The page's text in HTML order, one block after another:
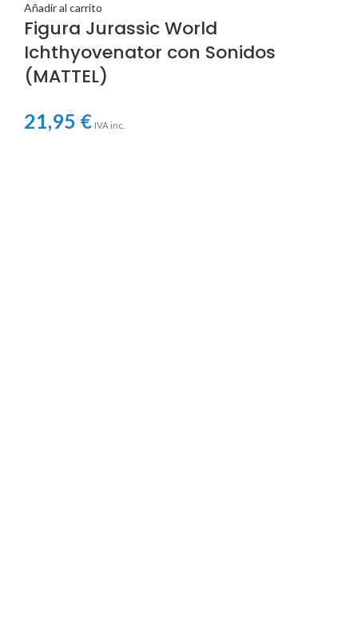
Añadir al carrito
Figura Jurassic World
Ichthyovenator con Sonidos
(MATTEL)
21,95 € IVA inc.